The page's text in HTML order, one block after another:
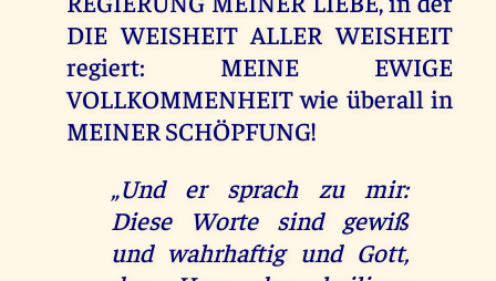
DIE WEISHEIT ALLER WEISHEIT
regiert: MEINE EWIGE
VOLLKOMMENHEIT wie überall in
MEINER SCHÖPFUNG!
„Und er sprach zu mir:
Diese Worte sind gewiß
und wahrhaftig und Gott,